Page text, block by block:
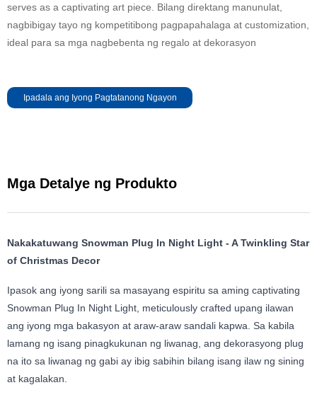
serves as a captivating art piece. Bilang direktang manunulat,
nagbibigay tayo ng kompetitibong pagpapahalaga at customization,
ideal para sa mga nagbebenta ng regalo at dekorasyon
Ipadala ang Iyong Pagtatanong Ngayon
Mga Detalye ng Produkto
Nakakatuwang Snowman Plug In Night Light - A Twinkling Star
of Christmas Decor
Ipasok ang iyong sarili sa masayang espiritu sa aming captivating
Snowman Plug In Night Light, meticulously crafted upang ilawan
ang iyong mga bakasyon at araw-araw sandali kapwa. Sa kabila
lamang ng isang pinagkukunan ng liwanag, ang dekorasyong plug
na ito sa liwanag ng gabi ay ibig sabihin bilang isang ilaw ng sining
at kagalakan.